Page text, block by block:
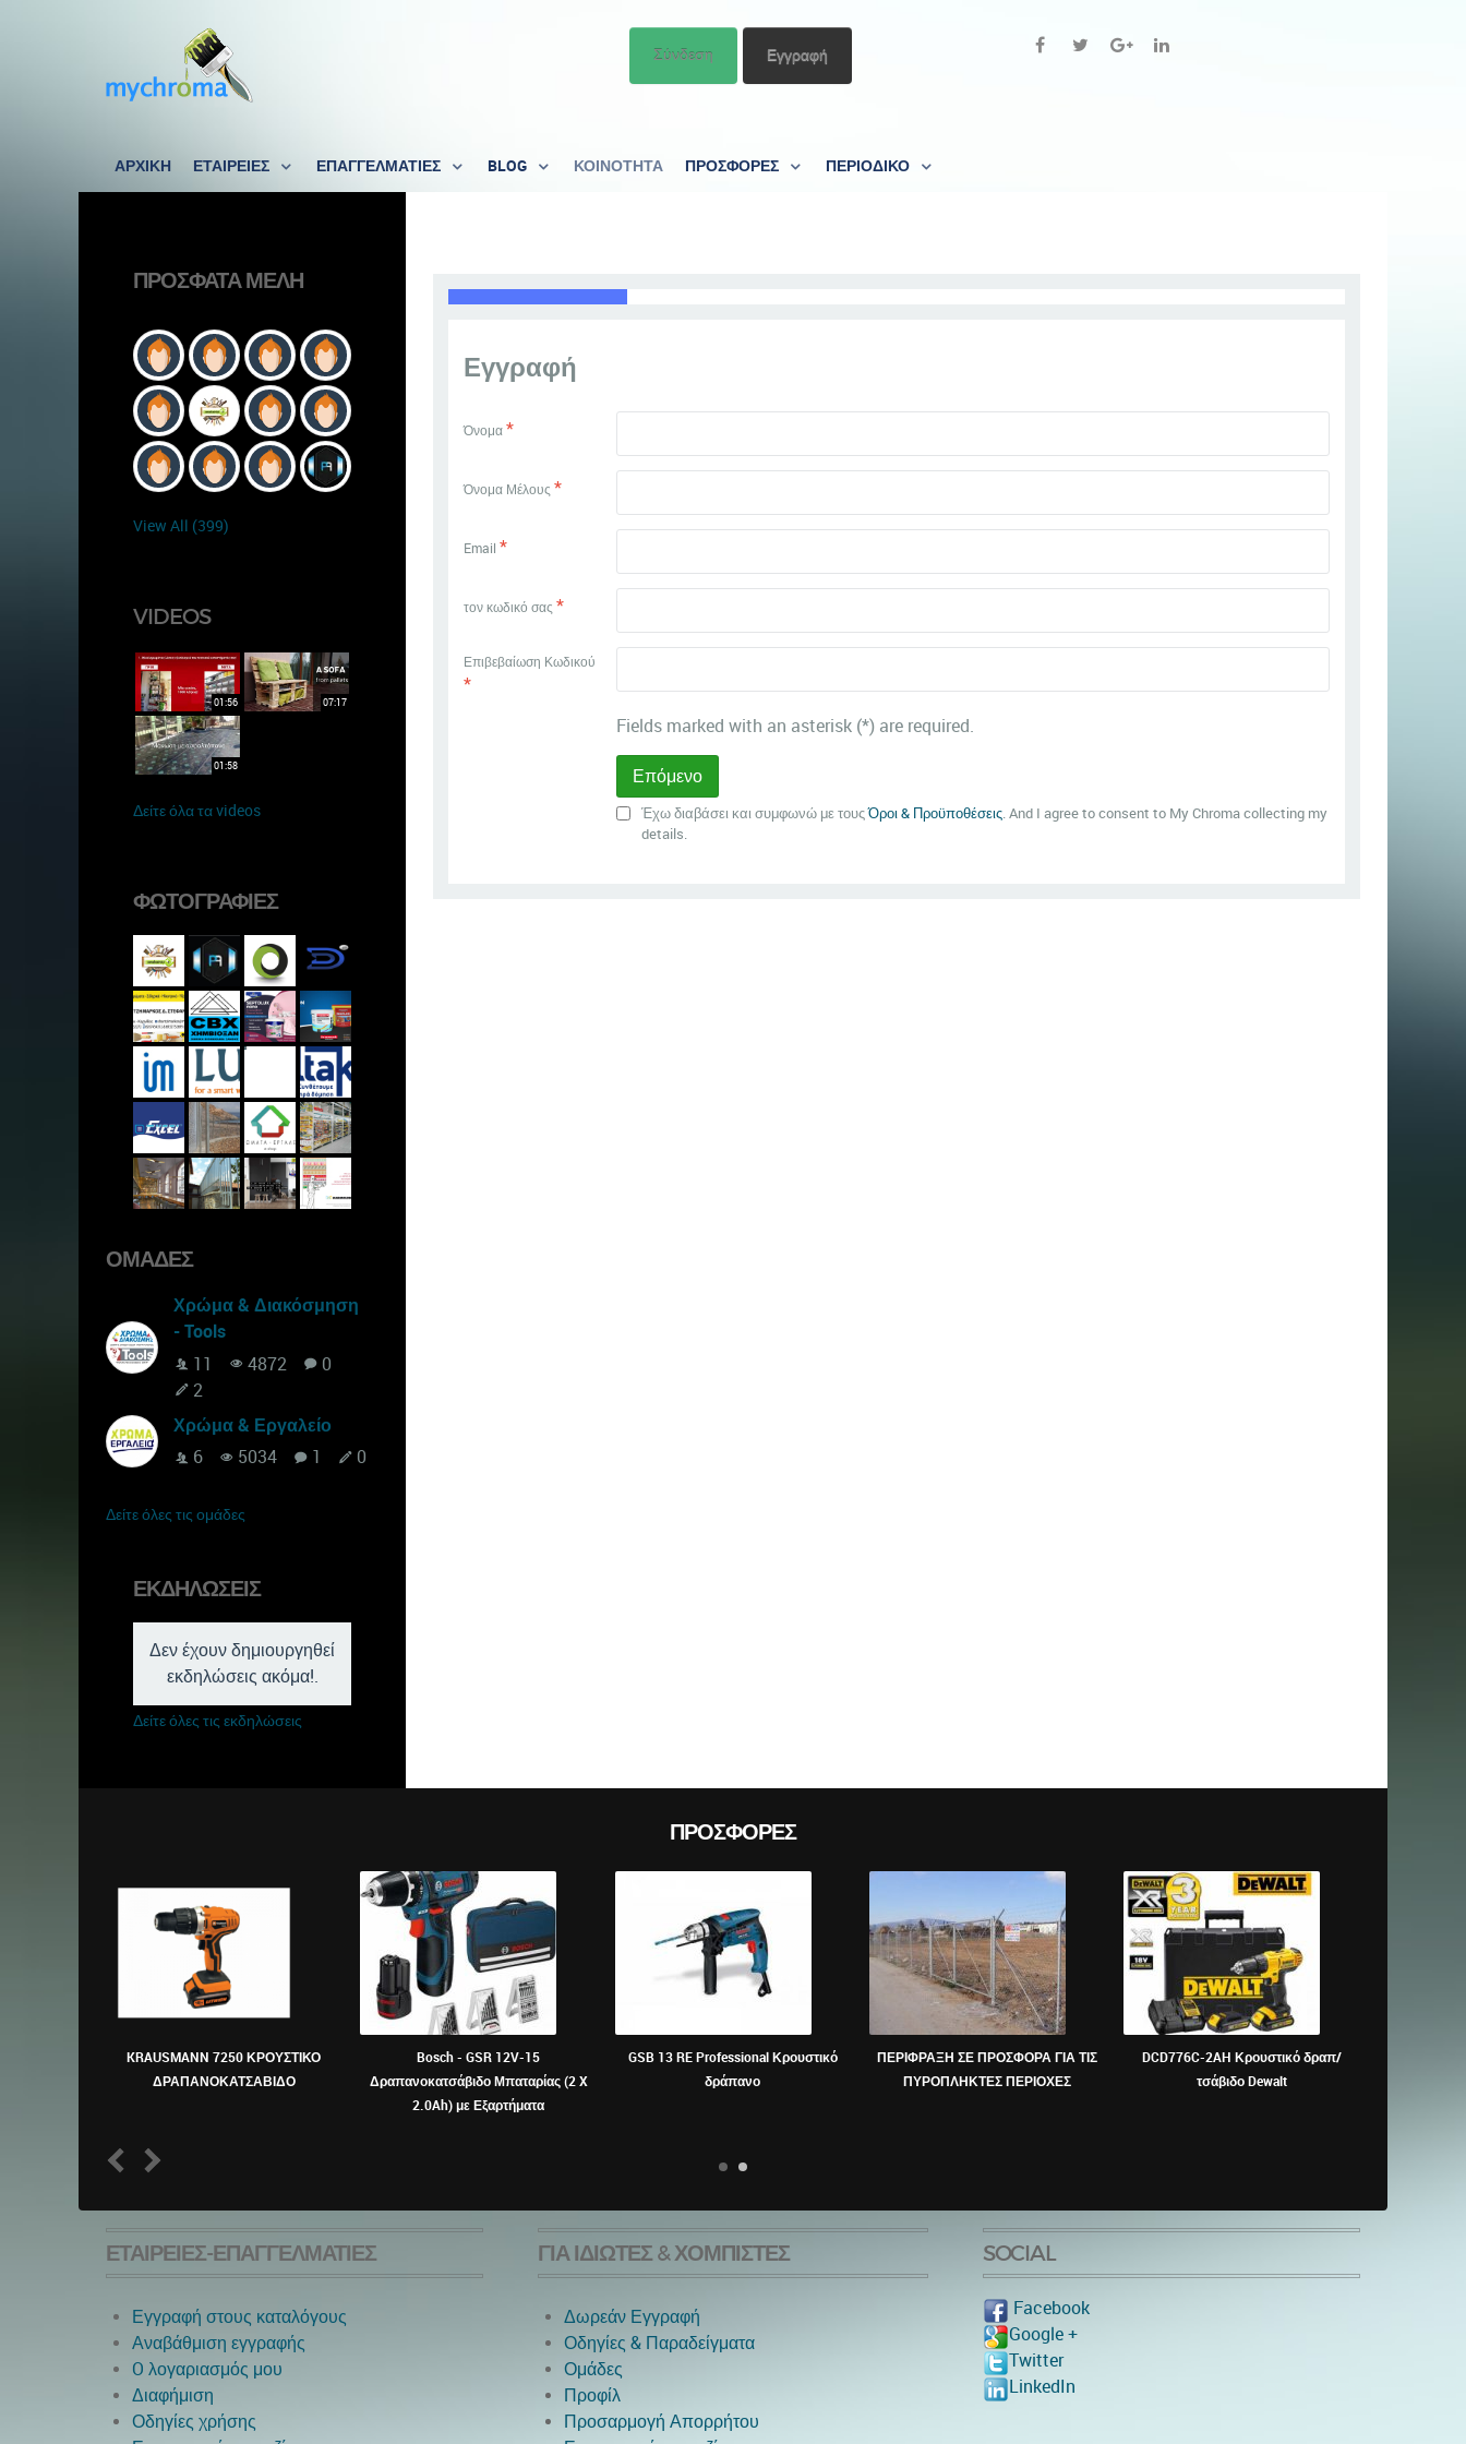
Σύνδεση Εγγραφή
ΑΡΧΙΚΗ ΕΤΑΙΡΕΙΕΣ ΕΠΑΓΓΕΛΜΑΤΙΕΣ BLOG ΚΟΙΝΟΤΗΤΑ ΠΡΟΣΦΟΡΕΣ ΠΕΡΙΟΔΙΚΟ
ΠΡΌΣΦΑΤΑ ΜΈΛΗ
View All (399)
VIDEOS
01:56 07:17
01:58
Δείτε όλα τα videos
ΦΩΤΟΓΡΑΦΊΕΣ
ΟΜΆΔΕΣ
Χρώμα & Διακόσμηση
- Tools
11
4872
0
2
Χρώμα & Εργαλείο
6
5034 1 0
Δείτε όλες τις ομάδες
ΕΚΔΗΛΏΣΕΙΣ
Δεν έχουν δημιουργηθεί
εκδηλώσεις ακόμα!.
Δείτε όλες τις εκδηλώσεις
Εγγραφή
Όνομα *
Όνομα Μέλους *
Email *
τον κωδικό σας *
Επιβεβαίωση Κωδικού
*
Fields marked with an asterisk (*) are required.
Επόμενο
Έχω διαβάσει και συμφωνώ με τουςΌροι & Προϋποθέσεις. And I agree to consent to My Chroma collecting my
details.
ΠΡΟΣΦΟΡΈΣ
KRAUSMANN 7250 ΚΡΟΥΣΤΙΚΟ
ΔΡΑΠΑΝΟΚΑΤΣΑΒΙΔΟ
Bosch - GSR 12V-15
Δραπανοκατσάβιδο Μπαταρίας (2 X
2.0Ah) με Εξαρτήματα
GSB 13 RE Professional Κρουστικό
δράπανο
ΠΕΡΙΦΡΑΞΗ ΣΕ ΠΡΟΣΦΟΡΑ ΓΙΑ ΤΙΣ
ΠΥΡΟΠΛΗΚΤΕΣ ΠΕΡΙΟΧΕΣ
DCD776C-2AH Κρουστικό δραπ/
τσάβιδο Dewalt
ΕΤΑΙΡΕΊΕΣ-ΕΠΑΓΓΕΛΜΑΤΊΕΣ
Εγγραφή στους καταλόγους
Αναβάθμιση εγγραφής
O λογαριασμός μου
Διαφήμιση
Οδηγίες χρήσης
ΓΙΑ ΙΔΙΏΤΕΣ & ΧΟΜΠΊΣΤΕΣ
Δωρεάν Εγγραφή
Οδηγίες & Παραδείγματα
Ομάδες
Προφίλ
Προσαρμογή Απορρήτου
SOCIAL
Facebook
Google +
Twitter
LinkedIn